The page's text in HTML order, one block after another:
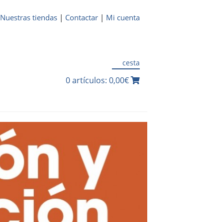
Nuestras tiendas | Contactar | Mi cuenta
cesta
0 artículos: 0,00€